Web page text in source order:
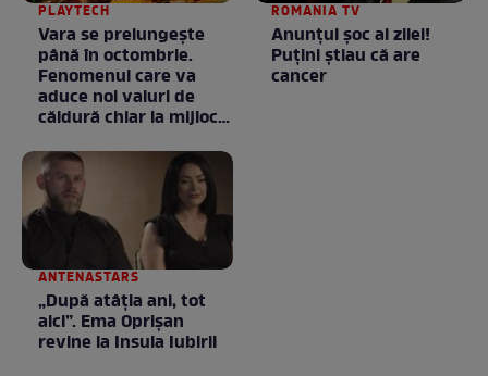
PLAYTECH
Vara se prelungeşte
până în octombrie.
Fenomenul care va
aduce noi valuri de
căldură chiar la mijlocul
ROMANIA TV
Anunţul şoc al zilei!
Puţini ştiau că are
cancer
ANTENASTARS
„După atâția ani, tot
aici”. Ema Oprișan
revine la Insula Iubirii